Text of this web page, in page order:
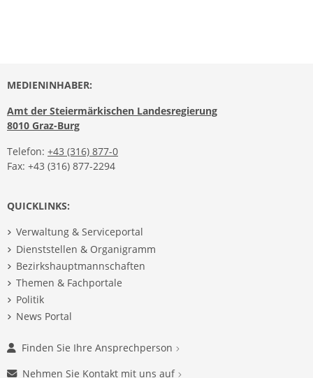
MEDIENINHABER:
Amt der Steiermärkischen Landesregierung
8010 Graz-Burg
Telefon: +43 (316) 877-0
Fax: +43 (316) 877-2294
QUICKLINKS:
Verwaltung & Serviceportal
Dienststellen & Organigramm
Bezirkshauptmannschaften
Themen & Fachportale
Politik
News Portal
Finden Sie Ihre Ansprechperson
Nehmen Sie Kontakt mit uns auf